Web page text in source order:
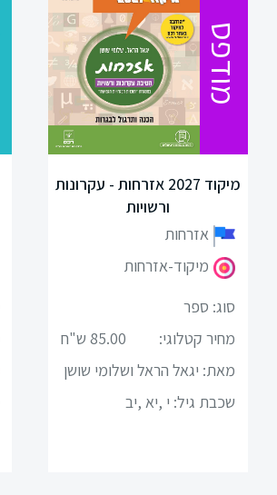
מודפס
מיקוד 2027 אזרחות - עקרונות
ורשויות
אזרחות
מיקוד-אזרחות
סוג: ספר
מחיר קטלוגי:
85.00 ש"ח
מאת: יגאל הראל ושלומי שושן
שכבת גיל: י ,יא ,יב